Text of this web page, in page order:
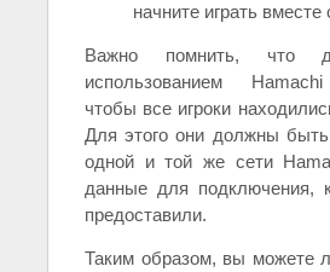
начните играть вместе
Важно помнить, что
использованием
чтобы все игроки
Для этого они должны
одной и той же сети
данные для подключения,
предоставили.
Таким образом, вы можете